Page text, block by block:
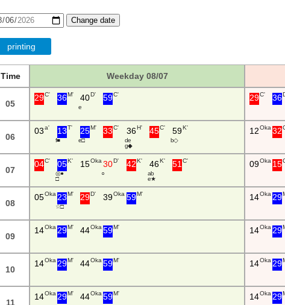
Change date
printing
Time Weekday 08/07
05
29C' 36M' 40D'
e
59C' 29C' 36
06
03a' 13T'
f ■
25M'
e □
33 C' 36H'
d e
g ◆
45C' 59K'
b ◇
12Oka 32
07
04C' 05K'
◎ ●
□
15Oka 30D'
○
42K' 46K'
a b
e ★
51 C' 09Oka 15
08
05Oka 23M'
☆ □
29D' 39Oka 59M' 14Oka 29
09
14Oka 29M' 44Oka 59M' 14Oka 29
10
14Oka 29M' 44Oka 59M' 14Oka 29
11
14Oka 29M' 44Oka 59M' 14Oka 29